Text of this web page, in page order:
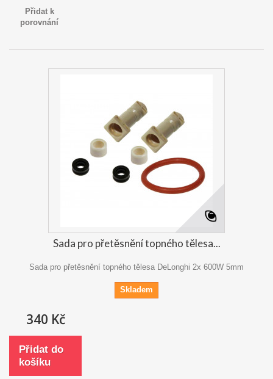
Přidat k
porovnání
Sada pro přetěsnění topného tělesa...
Sada pro přetěsnění topného tělesa DeLonghi 2x 600W 5mm
Skladem
340 Kč
Přidat do
košíku